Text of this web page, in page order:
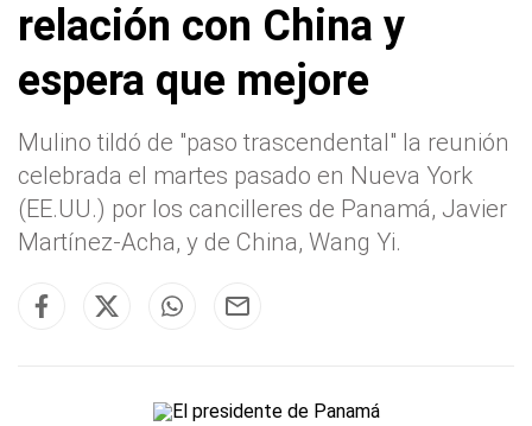
relación con China y
espera que mejore
Mulino tildó de "paso trascendental" la reunión
celebrada el martes pasado en Nueva York
(EE.UU.) por los cancilleres de Panamá, Javier
Martínez-Acha, y de China, Wang Yi.